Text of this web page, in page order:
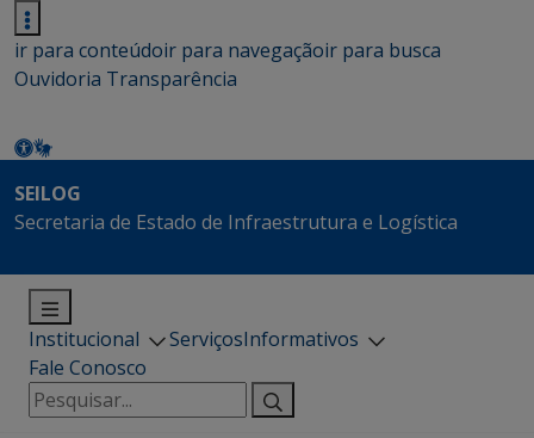
ir para conteúdoir para navegaçãoir para busca
Ouvidoria Transparência
SEILOG
Secretaria de Estado de Infraestrutura e Logística
Institucional ServiçosInformativos
Fale Conosco
Pesquisar
por: